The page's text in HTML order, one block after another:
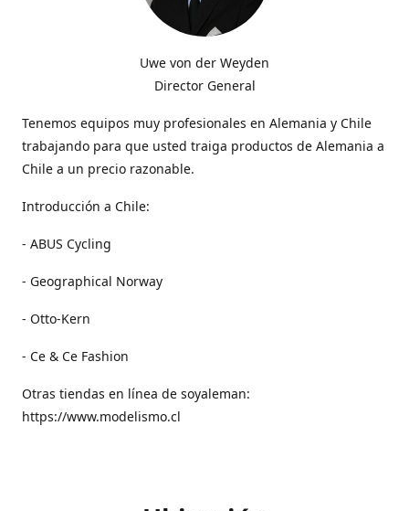
Uwe von der Weyden
Director General
Tenemos equipos muy profesionales en Alemania y Chile
trabajando para que usted traiga productos de Alemania a
Chile a un precio razonable.
Introducción a Chile:
- ABUS Cycling
- Geographical Norway
- Otto-Kern
- Ce & Ce Fashion
Otras tiendas en línea de soyaleman:
https://www.modelismo.cl